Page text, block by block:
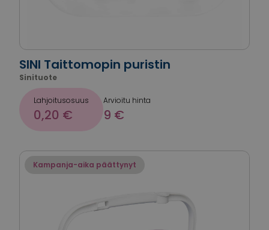
SINI Taittomopin puristin
Sinituote
Lahjoitusosuus
0,20 €
Arvioitu hinta
9 €
Kampanja-aika päättynyt